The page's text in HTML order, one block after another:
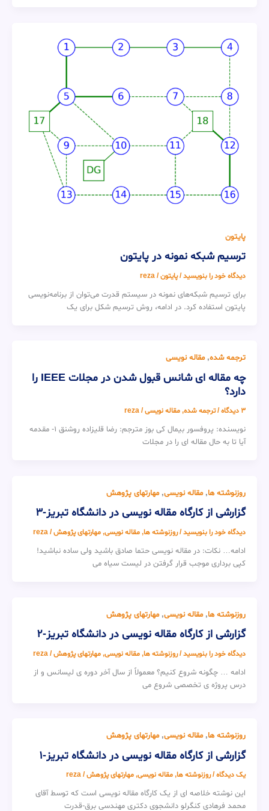
پایتون
ترسیم شبکه نمونه در پایتون
دیدگاه‌ خود را بنویسید/پایتون/
reza
برای ترسیم شبکه‌های نمونه در سیستم قدرت می‌توان از برنامه‌نویسی
پایتون استفاده کرد. در ادامه، روش ترسیم شکل برای یک
ترجمه شده,مقاله نویسی
چه مقاله ای شانس قبول شدن در مجلات IEEE را
دارد؟
3 دیدگاه /ترجمه شده,مقاله نویسی/
reza
نویسنده: پروفسور بیمال کی بوز مترجم: رضا قلیزاده روشنق 1- مقدمه
آیا تا به حال مقاله ای را در مجلات
روزنوشته ها,مقاله نویسی,مهارتهای پژوهش
گزارشی از کارگاه مقاله نویسی در دانشگاه تبریز-3
دیدگاه‌ خود را بنویسید/روزنوشته ها,مقاله نویسی,مهارتهای پژوهش/
reza
ادامه… نکات: در مقاله نویسی حتما صادق باشید ولی ساده نباشید!
کپی برداری موجب قرار گرفتن در لیست سیاه می
روزنوشته ها,مقاله نویسی,مهارتهای پژوهش
گزارشی از کارگاه مقاله نویسی در دانشگاه تبریز-2
دیدگاه‌ خود را بنویسید/روزنوشته ها,مقاله نویسی,مهارتهای پژوهش/
reza
ادامه … چگونه شروع کنیم؟ معمولاً از سال آخر دوره ی لیسانس و از
درس پروژه ی تخصصی شروع می
روزنوشته ها,مقاله نویسی,مهارتهای پژوهش
گزارشی از کارگاه مقاله نویسی در دانشگاه تبریز-1
یک دیدگاه/روزنوشته ها,مقاله نویسی,مهارتهای پژوهش/
reza
این نوشته خلاصه ای از یک کارگاه مقاله نویسی است که توسط آقای
محمد فرهادی کنگرلو دانشجوی دکتری مهندسی برق-قدرت